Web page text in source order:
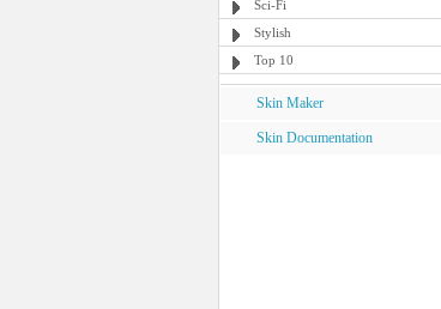
Sci-Fi
Stylish
Top 10
Skin Maker
Skin Documentation